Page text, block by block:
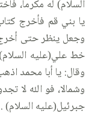
السلام) له مكرما،
يا بني قم فأخرج
وجعل ينظر حتى أخرج
خط علي(عليه
وقال: يا أبا محمد
وشمالا، فو الله لا
جبرئيل(عليه السلام) .